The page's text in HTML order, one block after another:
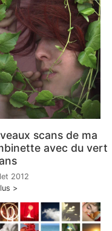
scans de ma
avec du vert
2012